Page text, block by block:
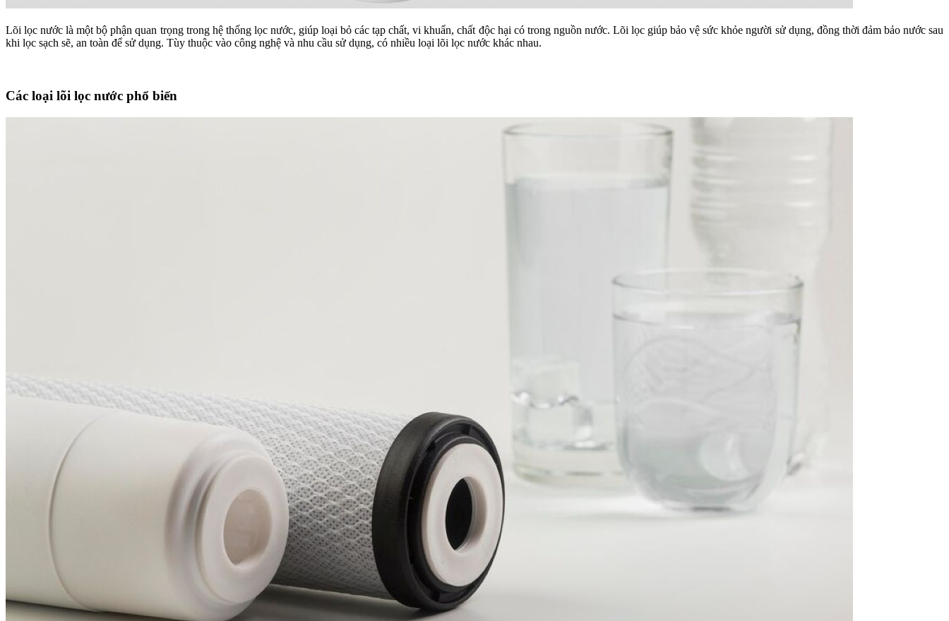
Lõi lọc nước là một bộ phận quan trọng trong hệ thống lọc nước, giúp loại bỏ các tạp chất, vi khuẩn, chất độc hại có trong nguồn nước. Lõi lọc giúp bảo vệ sức khỏe người sử dụng, đồng thời đảm bảo nước sau
khi lọc sạch sẽ, an toàn để sử dụng. Tùy thuộc vào công nghệ và nhu cầu sử dụng, có nhiều loại lõi lọc nước khác nhau.
Các loại lõi lọc nước phổ biến​